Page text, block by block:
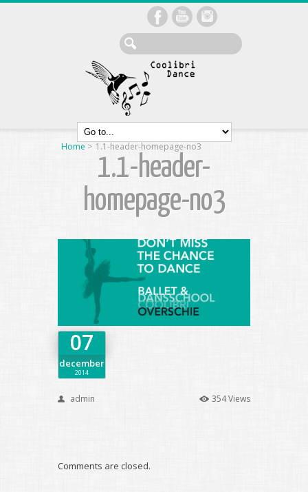
Home > 1.1-header-homepage-no3
1.1-header-
homepage-no3
07
december
2014
admin 354 Views
Comments are closed.